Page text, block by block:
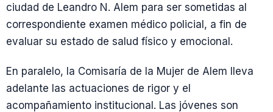
ciudad de Leandro N. Alem para ser sometidas al
correspondiente examen médico policial, a fin de
evaluar su estado de salud físico y emocional.
En paralelo, la Comisaría de la Mujer de Alem lleva
adelante las actuaciones de rigor y el
acompañamiento institucional. Las jóvenes son